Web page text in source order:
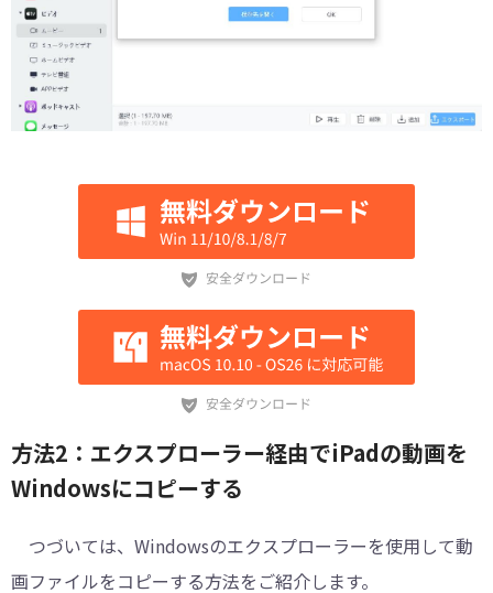
方法2：エクスプローラー経由でiPadの動画を
Windowsにコピーする
つづいては、Windowsのエクスプローラーを使用して動
画ファイルをコピーする方法をご紹介します。